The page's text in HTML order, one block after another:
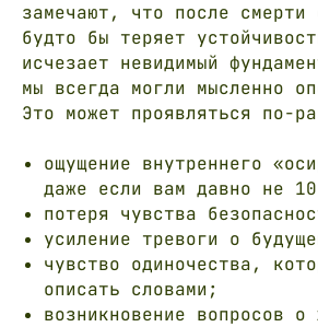
замечают, что после смерти
будто бы теряет
исчезает невидимый
мы всегда могли мысленно
Это может проявляться по-
ощущение внутреннего
даже если вам давно не
потеря чувства
усиление тревоги о
чувство одиночества,
описать словами;
возникновение вопросов